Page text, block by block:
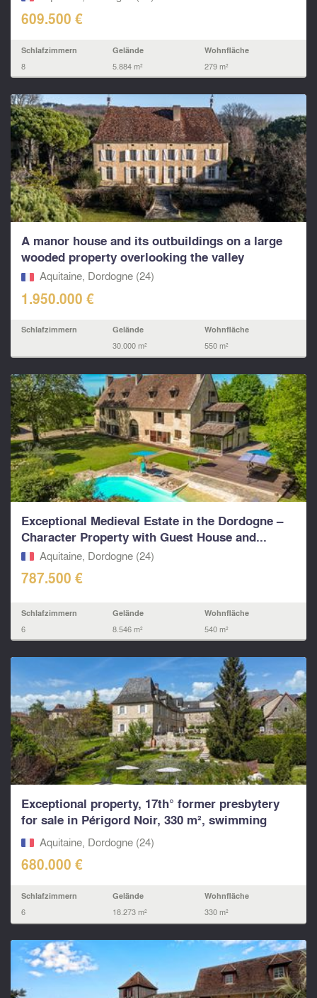
609.500 €
Schlafzimmern
8
Gelände
5.884 m²
Wohnfläche
279 m²
A manor house and its outbuildings on a large
wooded property overlooking the valley
Aquitaine, Dordogne (24)
1.950.000 €
Schlafzimmern Gelände
30.000 m²
Wohnfläche
550 m²
Exceptional Medieval Estate in the Dordogne –
Character Property with Guest House and...
Aquitaine, Dordogne (24)
787.500 €
Schlafzimmern
6
Gelände
8.546 m²
Wohnfläche
540 m²
Exceptional property, 17th° former presbytery
for sale in Périgord Noir, 330 m², swimming
pool, 1.7
Aquitaine, Dordogne (24)
680.000 €
Schlafzimmern
6
Gelände
18.273 m²
Wohnfläche
330 m²